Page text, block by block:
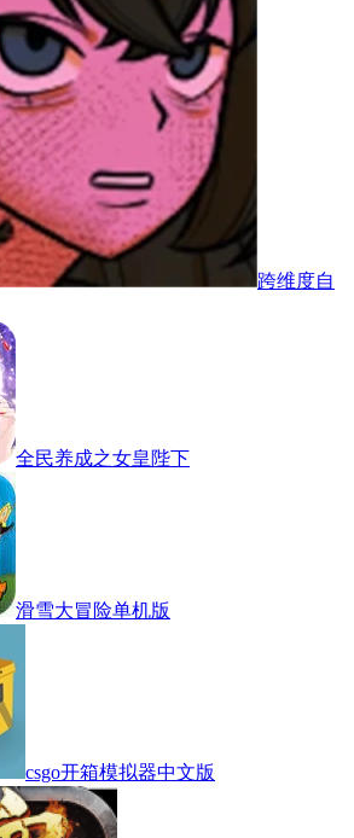
跨维度自
全民养成之女皇陛下
滑雪大冒险单机版
csgo开箱模拟器中文版